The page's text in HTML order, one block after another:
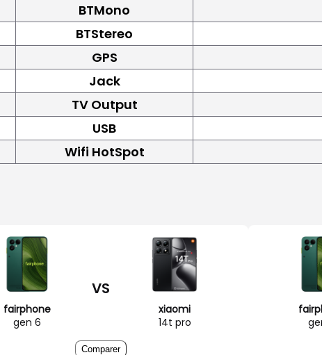
BTMono
BTStereo
GPS
Jack
TV Output
USB
Wifi HotSpot
fairphone
gen 6
VS
xiaomi
14t pro
Comparer